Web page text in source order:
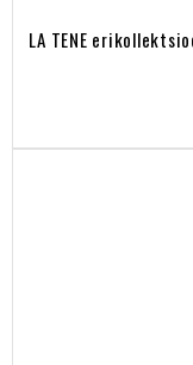
LA TENE